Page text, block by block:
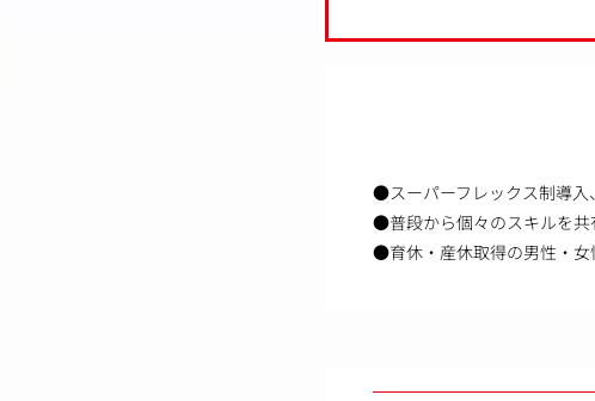
●スーパーフレックス制導入
●普段から個々のスキルを共
●育休・産休取得の男性・女